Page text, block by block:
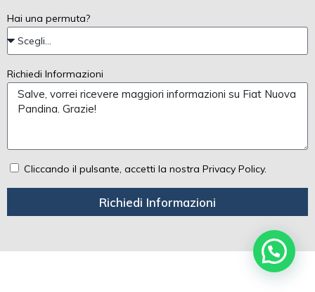
Hai una permuta?
Richiedi Informazioni
Cliccando il pulsante, accetti la nostra Privacy Policy.
Richiedi Informazioni